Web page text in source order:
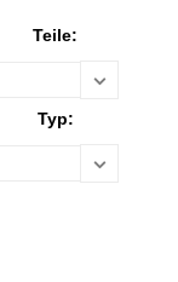
Teile:
Typ: